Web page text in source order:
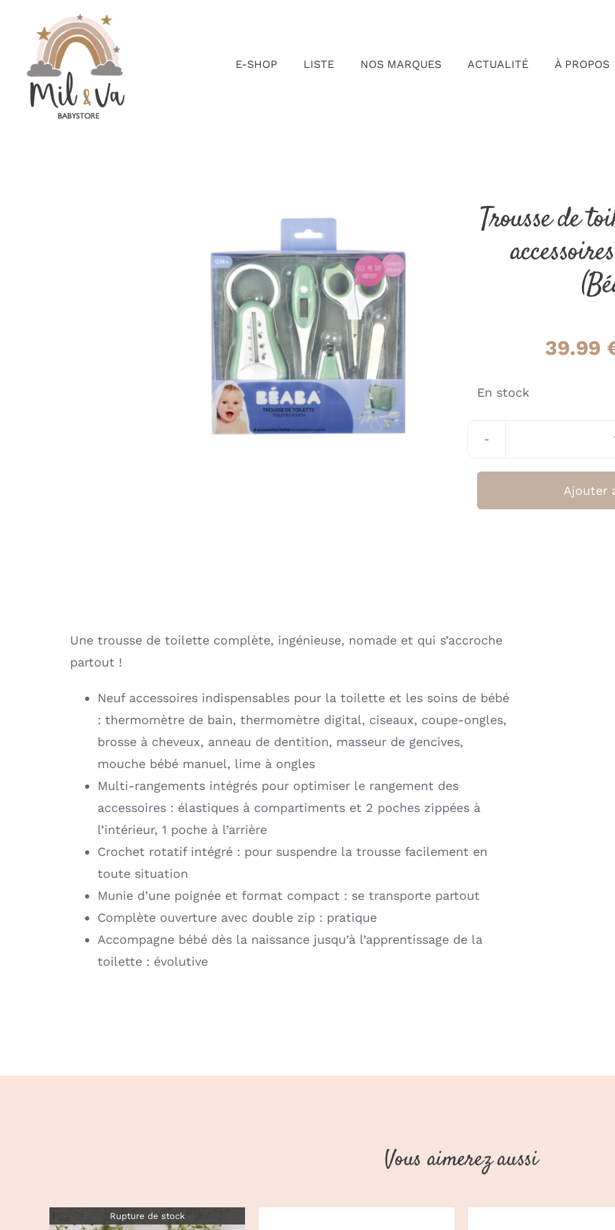
contenu
E-SHOP LISTE NOS MARQUES ACTUALITÉ À PROPOS
Trousse de
39.99
En stock
Ajouter
Une trousse de toilette complète, ingénieuse, nomade et qui s’accroche
partout !
Neuf accessoires indispensables pour la toilette et les soins de bébé
: thermomètre de bain, thermomètre digital, ciseaux, coupe-ongles,
brosse à cheveux, anneau de dentition, masseur de gencives,
mouche bébé manuel, lime à ongles
Multi-rangements intégrés pour optimiser le rangement des
accessoires : élastiques à compartiments et 2 poches zippées à
l’intérieur, 1 poche à l’arrière
Crochet rotatif intégré : pour suspendre la trousse facilement en
toute situation
Munie d’une poignée et format compact : se transporte partout
Complète ouverture avec double zip : pratique
Accompagne bébé dès la naissance jusqu’à l’apprentissage de la
toilette : évolutive
Vous aimerez aussi
Rupture de stock